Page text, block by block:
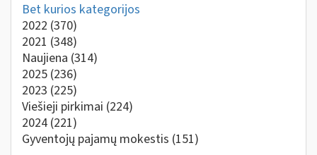
Bet kurios kategorijos
2022 (370)
2021 (348)
Naujiena (314)
2025 (236)
2023 (225)
Viešieji pirkimai (224)
2024 (221)
Gyventojų pajamų mokestis (151)